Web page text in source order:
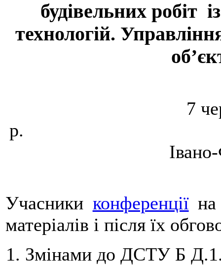
будівельних робіт
технологій.
7
р.
Учасники конференціїна
матеріалів і після їх
Змінами до ДСТУ Б